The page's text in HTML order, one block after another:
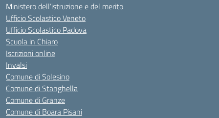
Ministero dell’istruzione e del merito
Ufficio Scolastico Veneto
Ufficio Scolastico Padova
Scuola in Chiaro
Iscrizioni online
Invalsi
Comune di Solesino
Comune di Stanghella
Comune di Granze
Comune di Boara Pisani